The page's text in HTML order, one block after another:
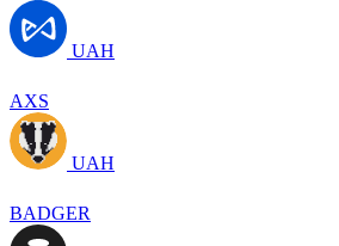
UAH
AXS
UAH
BADGER